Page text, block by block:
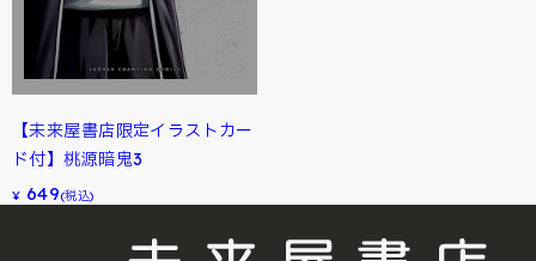
【未来屋書店限定イラストカー
ド付】桃源暗鬼3
¥ 649(税込)